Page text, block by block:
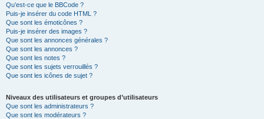
Qu’est-ce que le BBCode ?
Puis-je insérer du code HTML ?
Que sont les émoticônes ?
Puis-je insérer des images ?
Que sont les annonces générales ?
Que sont les annonces ?
Que sont les notes ?
Que sont les sujets verrouillés ?
Que sont les icônes de sujet ?
Niveaux des utilisateurs et groupes d’utilisateurs
Que sont les administrateurs ?
Que sont les modérateurs ?